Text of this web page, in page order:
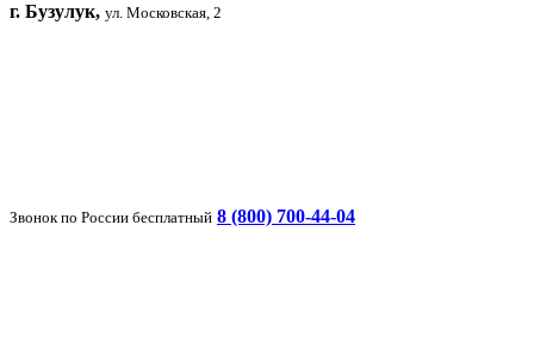
г. Бузулук, ул. Московская, 2
Звонок по России бесплатный 8 (800) 700-44-04